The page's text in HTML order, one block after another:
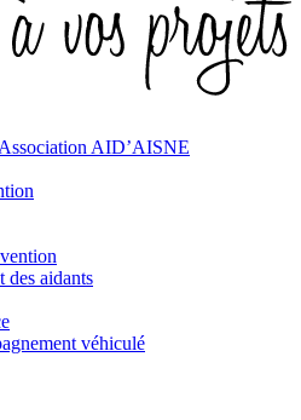
AID’AISNE
des aidants
véhiculé